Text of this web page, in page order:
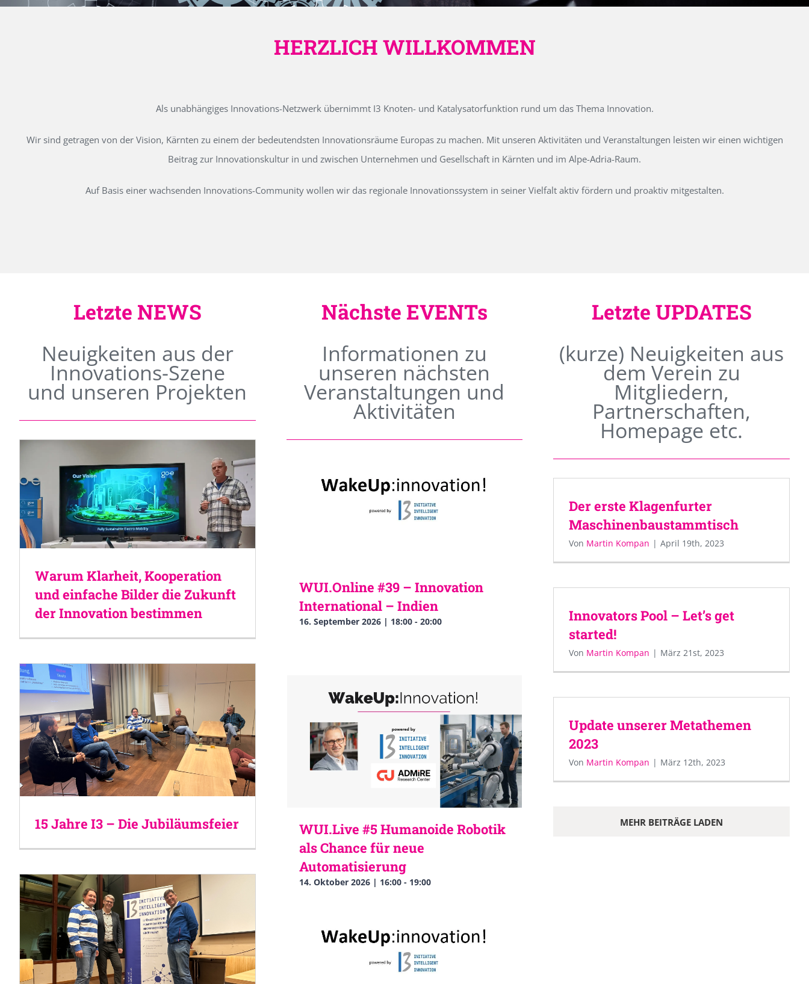
HERZLICH WILLKOMMEN
Als unabhängiges Innovations-Netzwerk übernimmt I3 Knoten- und Katalysatorfunktion rund um das Thema Innovation.
Wir sind getragen von der Vision, Kärnten zu einem der bedeutendsten Innovationsräume Europas zu machen. Mit unseren Aktivitäten und Veranstaltungen leisten wir einen wichtigen
Beitrag zur Innovationskultur in und zwischen Unternehmen und Gesellschaft in Kärnten und im Alpe-Adria-Raum.
Auf Basis einer wachsenden Innovations-Community wollen wir das regionale Innovationssystem in seiner Vielfalt aktiv fördern und proaktiv mitgestalten.
Letzte NEWS
Neuigkeiten aus der
Innovations-Szene
und unseren Projekten
Warum Klarheit, Kooperation
und einfache Bilder die Zukunft
der Innovation bestimmen
15 Jahre I3 – Die Jubiläumsfeier
Nächste EVENTs
Informationen zu
unseren nächsten
Veranstaltungen und
Aktivitäten
WUI.Online #39 – Innovation
International – Indien
16. September 2026 | 18:00- 20:00
WUI.Live #5 Humanoide Robotik
als Chance für neue
Automatisierung
14. Oktober 2026 | 16:00- 19:00
Letzte UPDATES
(kurze) Neuigkeiten aus
dem Verein zu
Mitgliedern,
Partnerschaften,
Homepage etc.
Der erste Klagenfurter
Maschinenbaustammtisch
Von Martin Kompan | April 19th, 2023
Innovators Pool – Let’s get
started!
Von Martin Kompan | März 21st, 2023
Update unserer Metathemen
2023
Von Martin Kompan | März 12th, 2023
MEHR BEITRÄGE LADEN